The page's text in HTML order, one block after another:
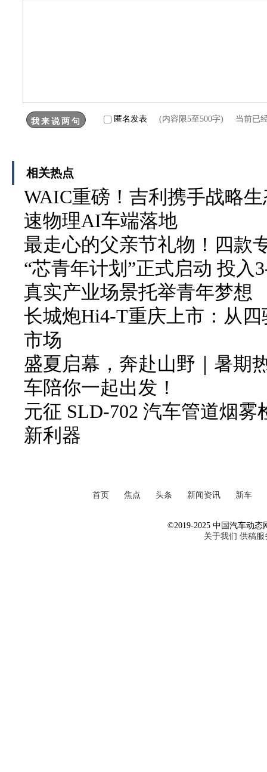
匿名发表 (内容限5至500字) 当前已
相关热点
WAIC重磅！吉利携手战略
速物理AI车端落地
最走心的父亲节礼物！四款
“芯青年计划”正式启动 投入
真实产业场景托举青年梦想
长城炮Hi4-T重庆上市：从
市场
盛夏启幕，奔赴山野｜暑期
车陪你一起出发！
元征 SLD-702 汽车管道烟
新利器
首页 焦点 头条 新闻资讯 新车
©2019-2025 中国汽车动态
关于我们 供稿服